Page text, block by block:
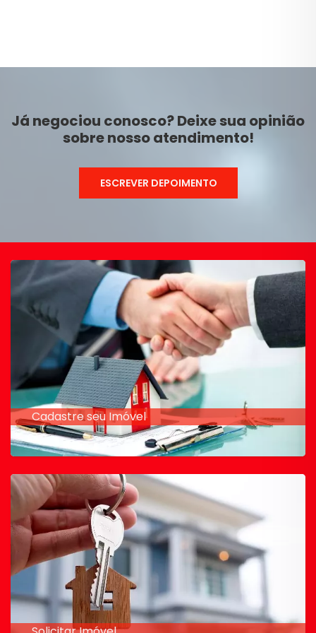
Já negociou conosco? Deixe sua opinião
sobre nosso atendimento!
ESCREVER DEPOIMENTO
Cadastre seu Imóvel